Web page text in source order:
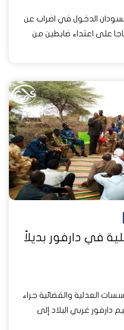
يعتزم قضاة السودان الدخول في اضراب عن
على اعتداء ضابطين من
في دارفور بديلاً
انهيار المؤسسات العدلية والقضائية جراء
دارفور غربي البلاد إلى